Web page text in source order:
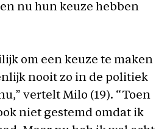
nu hun keuze hebben
om een keuze te maken
nooit zo in de politiek
vertelt Milo (19). “Toen
niet gestemd omdat ik